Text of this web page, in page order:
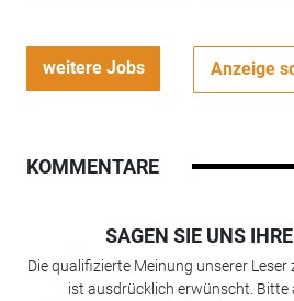
weitere Jobs Anzeige
KOMMENTARE
SAGEN SIE UNS
Die qualifizierte Meinung unserer
ist ausdrücklich erwünscht. Bitte